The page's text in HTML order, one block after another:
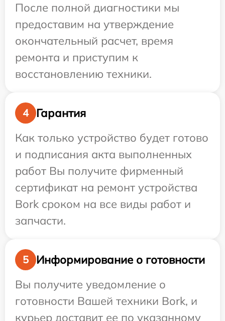
После полной диагностики мы
предоставим на утверждение
окончательный расчет, время
ремонта и приступим к
восстановлению техники.
4
Гарантия
Как только устройство будет готово
и подписания акта выполненных
работ Вы получите фирменный
сертификат на ремонт устройства
Bork сроком на все виды работ и
запчасти.
5
Информирование о готовности
Вы получите уведомление о
готовности Вашей техники Bork, и
курьер доставит ее по указанному